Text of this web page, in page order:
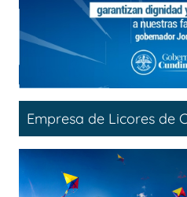
Empresa de Licores de